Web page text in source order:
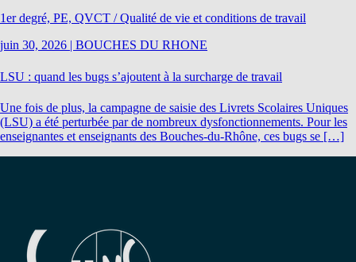
1er degré, PE, QVCT / Qualité de vie et conditions de travail
juin 30, 2026 | BOUCHES DU RHONE
LSU : quand les bugs s’ajoutent à la surcharge de travail
Une fois de plus, la campagne de saisie des Livrets Scolaires Uniques
(LSU) a été perturbée par de nombreux dysfonctionnements. Pour les
enseignantes et enseignants des Bouches-du-Rhône, ces bugs se […]